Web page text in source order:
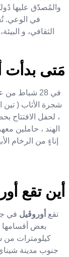
والمُصدّق عليها
في الوعي.
الثقافي، و
مَتى بدأت
في 28 شباط من
شجرة الأثاب ) تين
، لحفل الافتتاح
الهند ، حاملين
إناءٍ من الرخام
أين تقع
تقع أوروڨيل في
بعض أقسامها
كيلومترات
جنوب مدينة